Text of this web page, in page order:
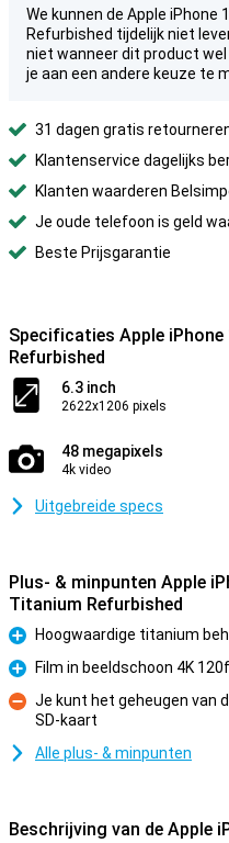
We kunnen de Apple iPhone
Refurbished tijdelijk niet
niet wanneer dit product
je aan een andere keuze te
31 dagen gratis
Klantenservice dagelijks
Klanten waarderen
Je oude telefoon is geld
Beste Prijsgarantie
Specificaties Apple
Refurbished
6.3 inch
2622x1206 pixels
48 megapixels
4k video
Uitgebreide specs
Plus- & minpunten Apple
Titanium Refurbished
Pluspunt
Hoogwaardige titanium
Pluspunt
Film in beeldschoon 4K
Minpunt
Je kunt het geheugen van
SD-kaart
Alle plus- & minpunten
Beschrijving van de Apple